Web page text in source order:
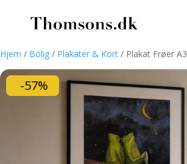
Hjem / Bolig / Plakater & Kort / Plakat Frøer A3
-57%